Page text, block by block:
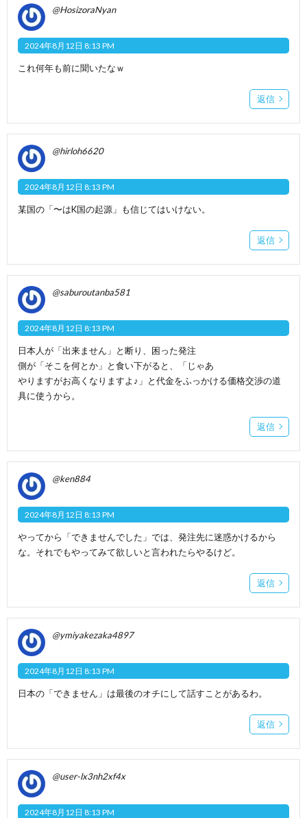
@HosizoraNyan
2024年8月12日 8:13 PM
これ何年も前に聞いたなｗ
返信
@hirloh6620
2024年8月12日 8:13 PM
某国の「〜はK国の起源」も信じてはいけない。
返信
@saburoutanba581
2024年8月12日 8:13 PM
日本人が「出来ません」と断り、困った発注
側が「そこを何とか」と食い下がると、「じゃあ
やりますがお高くなりますよ♪」と代金をふっかける価格交渉の道
具に使うから。
返信
@ken884
2024年8月12日 8:13 PM
やってから「できませんでした」では、発注先に迷惑かけるから
な。それでもやってみて欲しいと言われたらやるけど。
返信
@ymiyakezaka4897
2024年8月12日 8:13 PM
日本の「できません」は最後のオチにして話すことがあるわ。
返信
@user-lx3nh2xf4x
2024年8月12日 8:13 PM